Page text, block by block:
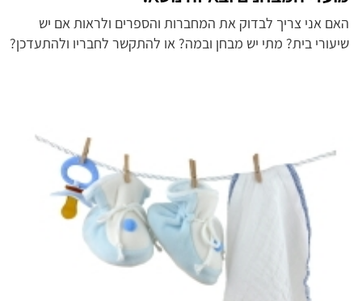
האם אני צריך לבדוק את המחברות והספרים ולראות אם יש
שיעורי בית? מתי יש מבחן ובמה? או להתקשר לחבריו ולהתעדכן?